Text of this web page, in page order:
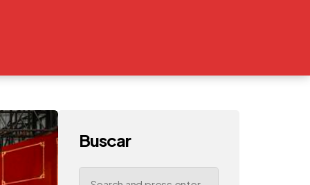
Buscar
Search